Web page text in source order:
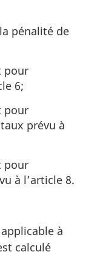
pénalité de
pour
6;
pour
prévu à
pour
à l’article 8.
à
calculé